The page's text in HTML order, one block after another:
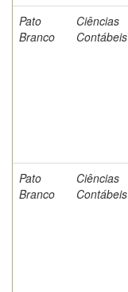
Pato
Branco
Ciências
Contábeis
Pato
Branco
Ciências
Contábeis